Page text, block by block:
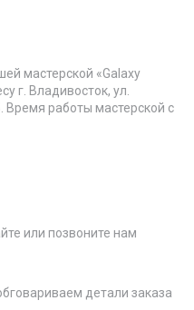
мастерской «Galaxy
г. Владивосток, ул.
Время работы мастерской с
или позвоните нам
детали заказа